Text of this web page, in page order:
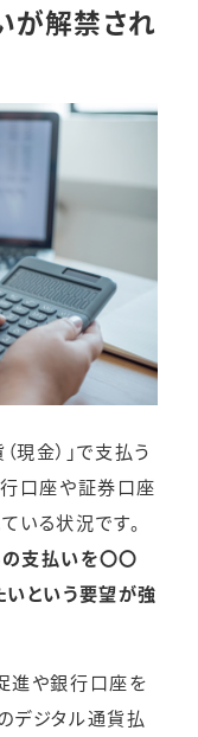
が解禁され
金）」で支払う
行口座や証券口座
いる状況です。
支払いを〇〇
という要望が強
進や銀行口座を
デジタル通貨払